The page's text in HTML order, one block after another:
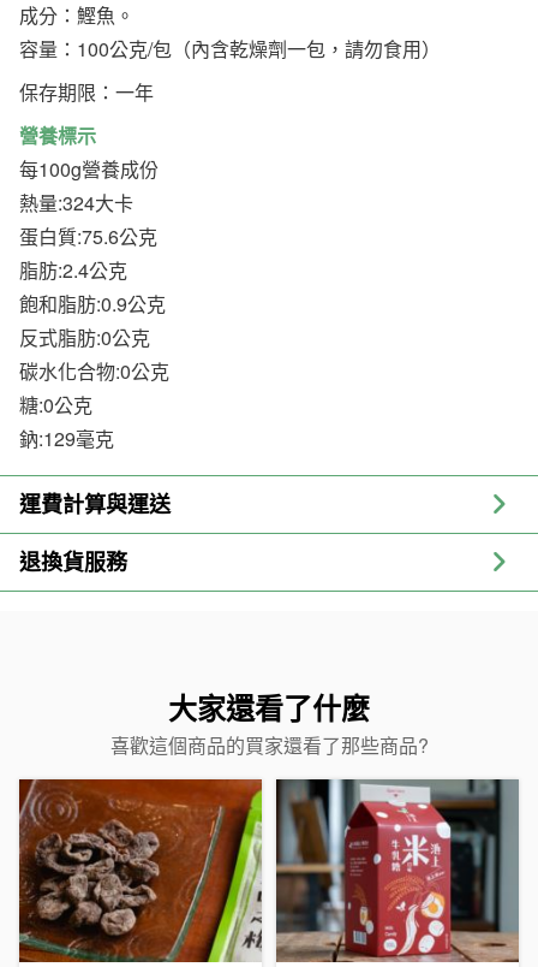
成分：鰹魚。
容量：100公克/包（內含乾燥劑一包，請勿食用）
保存期限：一年
營養標示
每100g營養成份
熱量:324大卡
蛋白質:75.6公克
脂肪:2.4公克
飽和脂肪:0.9公克
反式脂肪:0公克
碳水化合物:0公克
糖:0公克
鈉:129毫克
運費計算與運送
退換貨服務
大家還看了什麼
喜歡這個商品的買家還看了那些商品?